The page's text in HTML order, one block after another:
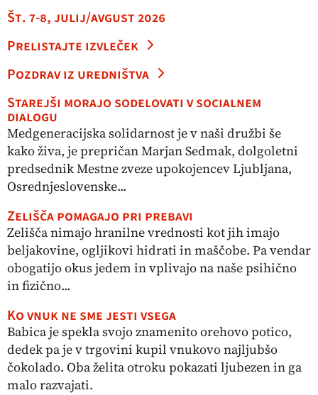
Št. 7-8, julij/avgust 2026
Prelistajte izvleček
Pozdrav iz uredništva
Starejši morajo sodelovati v socialnem
dialogu
Medgeneracijska solidarnost je v naši družbi še
kako živa, je prepričan Marjan Sedmak, dolgoletni
predsednik Mestne zveze upokojencev Ljubljana,
Osrednjeslovenske...
Zelišča pomagajo pri prebavi
Zelišča nimajo hranilne vrednosti kot jih imajo
beljakovine, ogljikovi hidrati in maščobe. Pa vendar
obogatijo okus jedem in vplivajo na naše psihično
in fizično...
Ko vnuk ne sme jesti vsega
Babica je spekla svojo znamenito orehovo potico,
dedek pa je v trgovini kupil vnukovo najljubšo
čokolado. Oba želita otroku pokazati ljubezen in ga
malo razvajati.